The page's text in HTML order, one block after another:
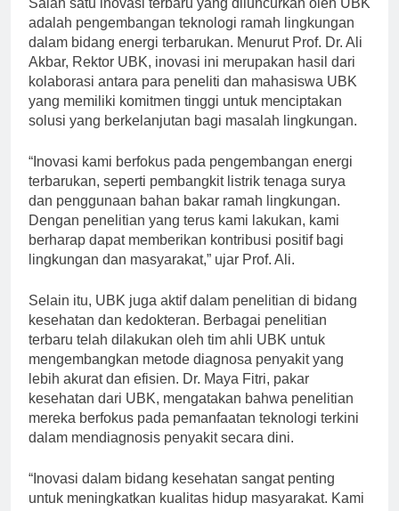
Salah satu inovasi terbaru yang diluncurkan oleh UBK
adalah pengembangan teknologi ramah lingkungan
dalam bidang energi terbarukan. Menurut Prof. Dr. Ali
Akbar, Rektor UBK, inovasi ini merupakan hasil dari
kolaborasi antara para peneliti dan mahasiswa UBK
yang memiliki komitmen tinggi untuk menciptakan
“Inovasi kami berfokus pada pengembangan energi
terbarukan, seperti pembangkit listrik tenaga surya
dan penggunaan bahan bakar ramah lingkungan.
Dengan penelitian yang terus kami lakukan, kami
berharap dapat memberikan kontribusi positif bagi
Selain itu, UBK juga aktif dalam penelitian di bidang
kesehatan dan kedokteran. Berbagai penelitian
terbaru telah dilakukan oleh tim ahli UBK untuk
mengembangkan metode diagnosa penyakit yang
lebih akurat dan efisien. Dr. Maya Fitri, pakar
kesehatan dari UBK, mengatakan bahwa penelitian
mereka berfokus pada pemanfaatan teknologi terkini
“Inovasi dalam bidang kesehatan sangat penting